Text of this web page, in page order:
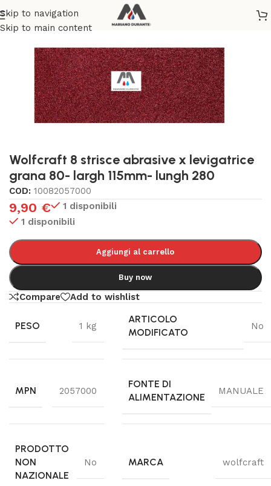
Skip to navigation
Skip to main content
Home/BRICOLAGE E FAI DA TE
Wolfcraft 8 strisce abrasive x levigatrice
grana 80- largh 115mm- lungh 280
COD: 10082057000
9,90 €
1 disponibili
1 disponibili
Aggiungi al carrello
Buy now
Compare Add to wishlist
PESO 1 kg
ARTICOLO
MODIFICATO
No
MPN 2057000
FONTE DI
ALIMENTAZIONE
MANUALE
PRODOTTO
NON
NAZIONALE
No MARCA wolfcraft